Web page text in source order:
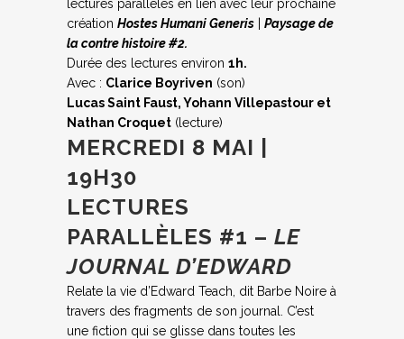
lectures parallèles en lien avec leur prochaine
création Hostes Humani Generis
Paysage de
la contre histoire #2.
Durée des lectures environ 1h.
Avec : Clarice Boyriven (son)
Lucas Saint Faust, Yohann Villepastour et
Nathan Croquet (lecture)
MERCREDI 8 MAI |
19H30
LECTURES
PARALLÈLES #1 – LE
JOURNAL D’EDWARD
Relate la vie d’Edward Teach, dit Barbe Noire à
travers des fragments de son journal. C’est
une fiction qui se glisse dans toutes les